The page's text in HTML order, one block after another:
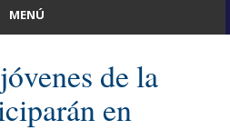
MENÚ
de la
en